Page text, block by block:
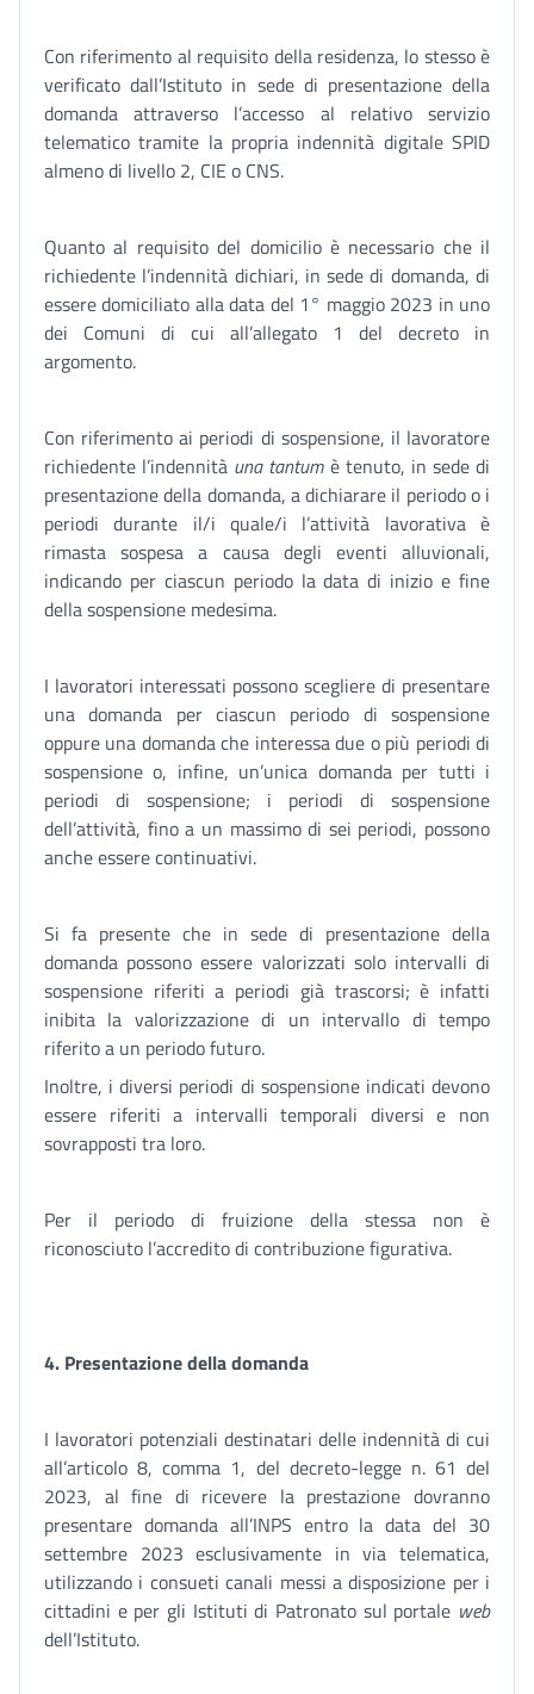
Con riferimento al requisito della residenza, lo stesso è
verificato dall’Istituto in sede di presentazione della
domanda attraverso l’accesso al relativo servizio
telematico tramite la propria indennità digitale SPID
almeno di livello 2, CIE o CNS.
Quanto al requisito del domicilio è necessario che il
richiedente l’indennità dichiari, in sede di domanda, di
essere domiciliato alla data del 1° maggio 2023 in uno
dei Comuni di cui all’allegato 1 del decreto in
argomento.
Con riferimento ai periodi di sospensione, il lavoratore
richiedente l’indennità una tantumè tenuto, in sede di
presentazione della domanda, a dichiarare il periodo o i
periodi durante il/i quale/i l’attività lavorativa è
rimasta sospesa a causa degli eventi alluvionali,
indicando per ciascun periodo la data di inizio e fine
della sospensione medesima.
I lavoratori interessati possono scegliere di presentare
una domanda per ciascun periodo di sospensione
oppure una domanda che interessa due o più periodi di
sospensione o, infine, un’unica domanda per tutti i
periodi di sospensione; i periodi di sospensione
dell’attività, fino a un massimo di sei periodi, possono
anche essere continuativi.
Si fa presente che in sede di presentazione della
domanda possono essere valorizzati solo intervalli di
sospensione riferiti a periodi già trascorsi; è infatti
inibita la valorizzazione di un intervallo di tempo
riferito a un periodo futuro.
Inoltre, i diversi periodi di sospensione indicati devono
essere riferiti a intervalli temporali diversi e non
sovrapposti tra loro.
Per il periodo di fruizione della stessa non è
riconosciuto l’accredito di contribuzione figurativa.
4. Presentazione della domanda
I lavoratori potenziali destinatari delle indennità di cui
all’articolo 8, comma 1, del decreto-legge n. 61 del
2023, al fine di ricevere la prestazione dovranno
presentare domanda all’INPS entro la data del 30
settembre 2023 esclusivamente in via telematica,
utilizzando i consueti canali messi a disposizione per i
cittadini e per gli Istituti di Patronato sul portale web
dell’Istituto.